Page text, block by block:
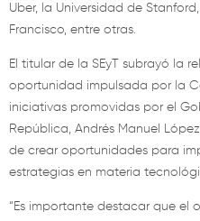
Uber, la Universidad de
Francisco, entre otras.
El titular de la SEyT subrayó la
oportunidad impulsada por la
iniciativas promovidas por el
República, Andrés Manuel
de crear oportunidades para
estrategias en materia
“Es importante destacar que el